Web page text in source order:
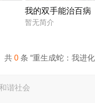
我的双手能治百病
暂无简介
共0 条 “重生成蛇：我进